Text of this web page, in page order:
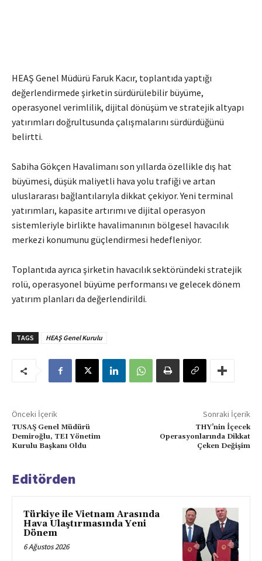
HEAŞ Genel Müdürü Faruk Kacır, toplantıda yaptığı
değerlendirmede şirketin sürdürülebilir büyüme,
operasyonel verimlilik, dijital dönüşüm ve stratejik altyapı
yatırımları doğrultusunda çalışmalarını sürdürdüğünü
belirtti.
Sabiha Gökçen Havalimanı son yıllarda özellikle dış hat
büyümesi, düşük maliyetli hava yolu trafiği ve artan
uluslararası bağlantılarıyla dikkat çekiyor. Yeni terminal
yatırımları, kapasite artırımı ve dijital operasyon
sistemleriyle birlikte havalimanının bölgesel havacılık
merkezi konumunu güçlendirmesi hedefleniyor.
Toplantıda ayrıca şirketin havacılık sektöründeki stratejik
rolü, operasyonel büyüme performansı ve gelecek dönem
yatırım planları da değerlendirildi.
TAGS HEAŞ Genel Kurulu
Önceki İçerik
TUSAŞ Genel Müdürü
Demiroğlu, TEI Yönetim
Kurulu Başkanı Oldu
Sonraki İçerik
THY’nin İçecek
Operasyonlarında Dikkat
Çeken Değişim
Editörden
Türkiye ile Vietnam Arasında
Hava Ulaştırmasında Yeni
Dönem
6 Ağustos 2026